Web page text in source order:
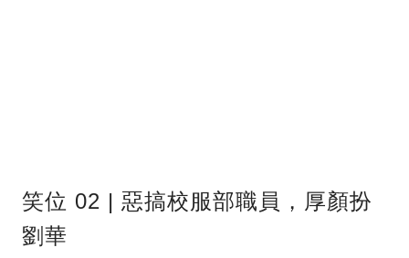
笑位 02 | 惡搞校服部職員，厚顏扮
劉華